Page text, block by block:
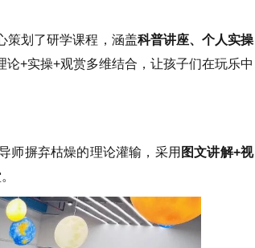
策划了研学课程，涵盖科普讲座、个人实操
论+实操+观赏多维结合，让孩子们在玩乐中
师摒弃枯燥的理论灌输，采用 图文讲解+视